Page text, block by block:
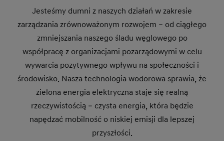
Jesteśmy dumni z naszych działań w zakresie
zarządzania zrównoważonym rozwojem – od ciągłego
zmniejszania naszego śladu węglowego po
współpracę z organizacjami pozarządowymi w celu
wywarcia pozytywnego wpływu na społeczności i
środowisko. Nasza technologia wodorowa sprawia, że
zielona energia elektryczna staje się realną
rzeczywistością – czysta energia, która będzie
napędzać mobilność o niskiej emisji dla lepszej
przyszłości.